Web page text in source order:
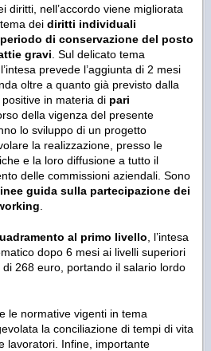
diritti, nell’accordo viene migliorata
dei diritti individuali
di conservazione del posto
gravi . Sul delicato tema
l’intesa prevede l’aggiunta di 2 mesi
oltre a quanto già previsto dalla
in materia di pari
della vigenza del presente
lo sviluppo di un progetto
la realizzazione, presso le
e la loro diffusione a tutto il
delle commissioni aziendali. Sono
guida sulla partecipazione dei
al primo livello , l’intesa
dopo 6 mesi ai livelli superiori
268 euro, portando il salario lordo
le normative vigenti in tema
la conciliazione di tempi di vita
lavoratori. Infine, importante